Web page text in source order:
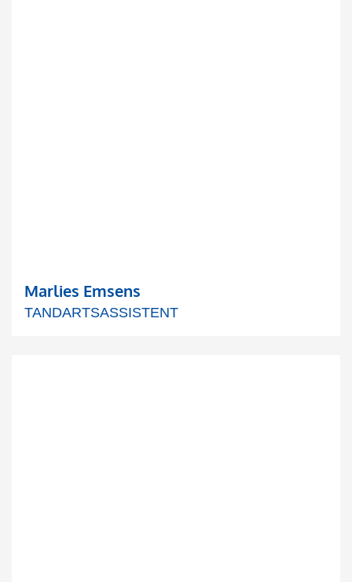
Marlies Emsens
TANDARTSASSISTENT